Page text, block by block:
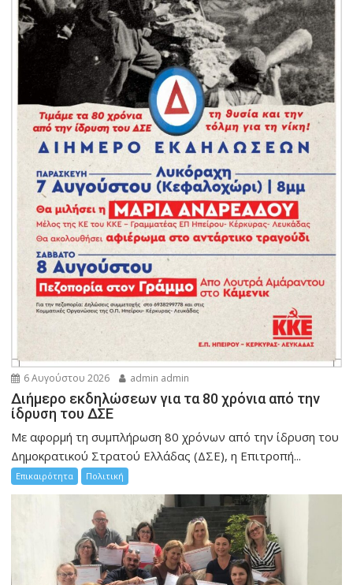
6 Αυγούστου 2026 admin admin
Διήμερο εκδηλώσεων για τα 80 χρόνια από την
ίδρυση του ΔΣΕ
Με αφορμή τη συμπλήρωση 80 χρόνων από την ίδρυση του
Δημοκρατικού Στρατού Ελλάδας (ΔΣΕ), η Επιτροπή...
Επικαιρότητα Πολιτική